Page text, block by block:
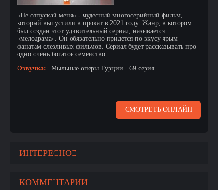
«Не отпускай меня» - чудесный многосерийный фильм,
который выпустили в прокат в 2021 году. Жанр, в котором
был создан этот удивительный сериал, называется
«мелодрама». Он обязательно придется по вкусу ярым
фанатам слезливых фильмов. Сериал будет рассказывать про
одно очень богатое семейство...
Озвучка:
Мыльные оперы Турции - 69 серия
СМОТРЕТЬ ОНЛАЙН
ИНТЕРЕСНОЕ
КОММЕНТАРИИ